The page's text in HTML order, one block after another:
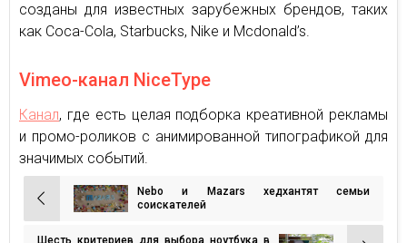
созданы для известных зарубежных брендов, таких
как Coca-Cola, Starbucks, Nike и Mcdonald’s.
Vimeo-канал NiceType
Канал, где есть целая подборка креативной рекламы
и промо-роликов с анимированной типографикой для
значимых событий.
Навигация
по
Nebo и Mazars хедхантят семьи
соискателей
Шесть критериев для выбора ноутбука в